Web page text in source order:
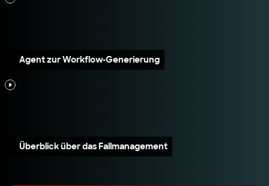
Agent zur Workflow-Generierung
Überblick über das Fallmanagement